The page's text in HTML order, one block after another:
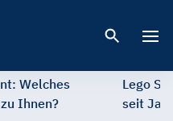
Welches
Ihnen?
Lego
seit